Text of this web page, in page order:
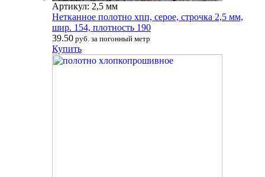
Артикул: 2,5 мм
Нетканное полотно хпп, серое, строчка 2,5 мм,
шир. 154, плотность 190
39.50 руб. за погонный метр
Купить